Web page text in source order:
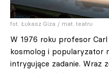
fot. Łukasz Giza / mat. teatru
W 1976 roku profesor Carl
kosmolog i popularyzator
intrygujące zadanie. Wraz